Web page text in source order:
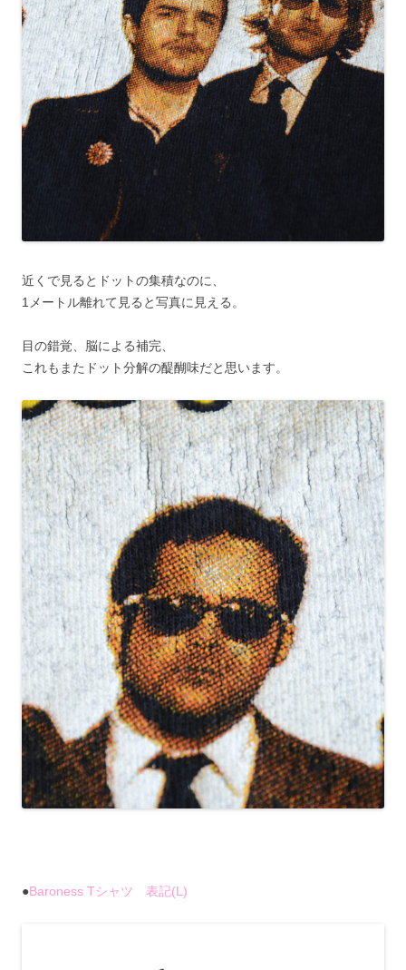
近くで見るとドットの集積なのに、
1メートル離れて見ると写真に見える。
目の錯覚、脳による補完、
これもまたドット分解の醍醐味だと思います。
●Baroness Tシャツ 表記(L)